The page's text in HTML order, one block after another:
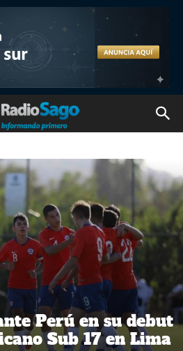
Perú en su debut
Sub 17 en Lima